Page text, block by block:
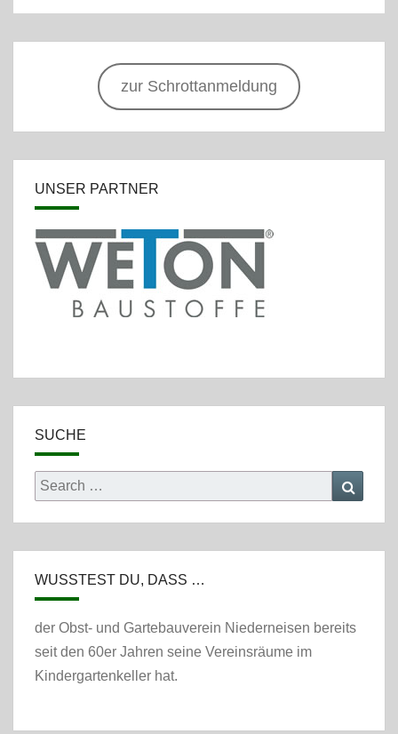
zur Schrottanmeldung
UNSER PARTNER
SUCHE
Search
for:
WUSSTEST DU, DASS …
der Obst- und Gartebauverein Niederneisen bereits
seit den 60er Jahren seine Vereinsräume im
Kindergartenkeller hat.